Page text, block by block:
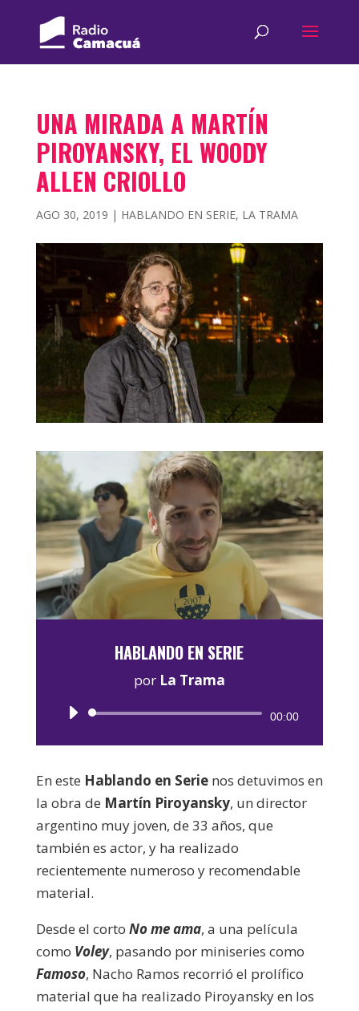
UNA MIRADA A MARTÍN
PIROYANSKY, EL WOODY
ALLEN CRIOLLO
AGO 30, 2019 | HABLANDO EN SERIE, LA TRAMA
HABLANDO EN SERIE
por La Trama
Reproductor
00:00
En este Hablando en Serienos detuvimos en
la obra de Martín Piroyansky, un director
argentino muy joven, de 33 años, que
también es actor, y ha realizado
recientemente numeroso y recomendable
material.
Desde el corto No me ama, a una película
como Voley, pasando por miniseries como
Famoso, Nacho Ramos recorrió el prolífico
material que ha realizado Piroyansky en los